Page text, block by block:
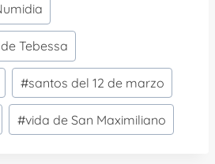
Tebessa
#santos del 12 de marzo
#vida de San Maximiliano